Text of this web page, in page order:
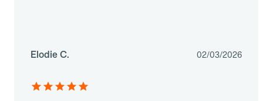
Elodie C. 02/03/2026